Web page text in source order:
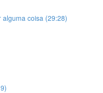
coisa (29:28)